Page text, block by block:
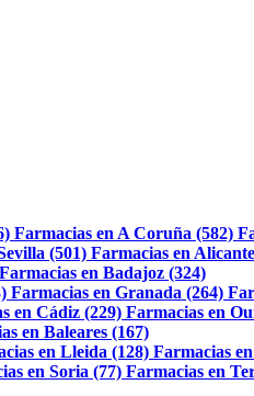
Farmacias en A Coruña (582)
(501) Farmacias en
Farmacias en Badajoz (324)
Farmacias en Granada (264)
en Cádiz (229) Farmacias en
en Baleares (167)
en Lleida (128) Farmacias
en Soria (77) Farmacias en